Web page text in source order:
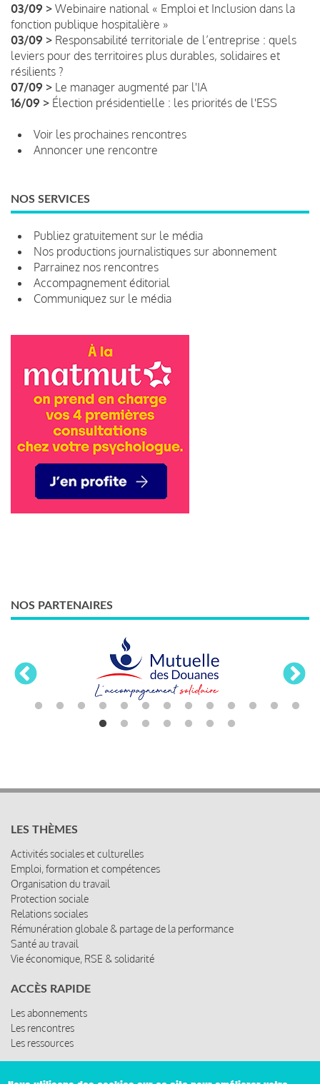
03/09 > Webinaire national « Emploi et Inclusion dans la
fonction publique hospitalière »
03/09 > Responsabilité territoriale de l’entreprise : quels
leviers pour des territoires plus durables, solidaires et
résilients ?
07/09 > Le manager augmenté par l'IA
16/09 > Élection présidentielle : les priorités de l'ESS
Voir les prochaines rencontres
Annoncer une rencontre
NOS SERVICES
Publiez gratuitement sur le média
Nos productions journalistiques sur abonnement
Parrainez nos rencontres
Accompagnement éditorial
Communiquez sur le média
NOS PARTENAIRES
LES THÈMES
Activités sociales et culturelles
Emploi, formation et compétences
Organisation du travail
Protection sociale
Relations sociales
Rémunération globale & partage de la performance
Santé au travail
Vie économique, RSE & solidarité
ACCÈS RAPIDE
Les abonnements
Les rencontres
Les ressources